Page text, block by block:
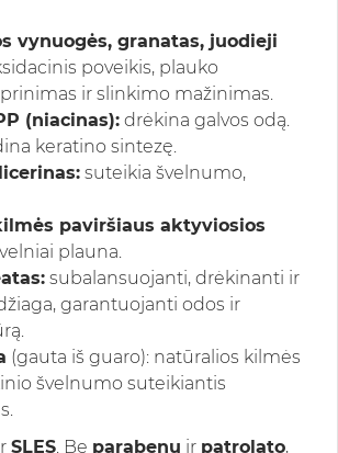
vynuogės, granatas, juodieji
poveikis, plauko
ir slinkimo mažinimas.
(niacinas): drėkina galvos odą.
keratino sintezę.
suteikia švelnumo,
paviršiaus aktyviosios
plauna.
subalansuojanti, drėkinanti ir
garantuojanti odos ir
(gauta iš guaro): natūralios kilmės
švelnumo suteikiantis
SLES . Be parabenų ir patrolato,